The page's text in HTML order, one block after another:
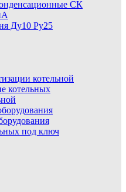
СК
Ду10 Ру25
котельной
котельных
под ключ